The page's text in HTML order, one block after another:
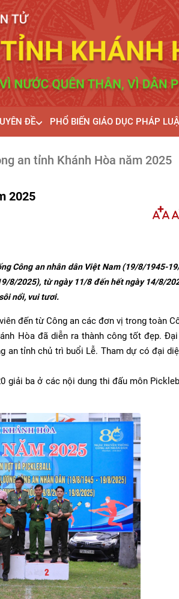
ĐỀ PHỔ BIẾN GIÁO DỤC PHÁP
an tỉnh Khánh Hòa năm 2025
2025
Công an nhân dân Việt Nam (19/8/1945-
8/2025), từ ngày 11/8 đến hết ngày 14/8/
nổi, vui tươi.
đến từ Công an các đơn vị trong toàn
Hòa đã diễn ra thành công tốt đẹp.
an tỉnh chủ trì buổi Lễ. Tham dự có đại
giải ba ở các nội dung thi đấu môn